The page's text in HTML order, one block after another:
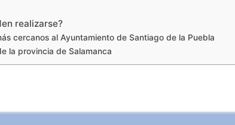
realizarse?
cercanos al Ayuntamiento de Santiago de la Puebla
la provincia de Salamanca